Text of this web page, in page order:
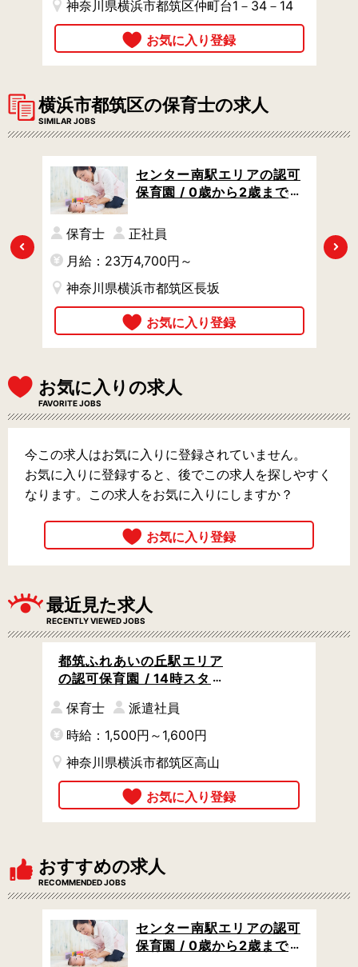
神奈川県横浜市都筑区仲町台1－34－14
横浜市都筑区の保育士の求人
SIMILAR JOBS
Previous
センター南駅エリアの認可
保育園 / 0歳から2歳までの
り / 賞与あり
保育士
正社員
月給：23万4,700円～
神奈川県横浜市都筑区長坂
Next
お気に入りの求人
FAVORITE JOBS
今この求人はお気に入りに登録されていません。
お気に入りに登録すると、後でこの求人を探しやすく
なります。この求人をお気に入りにしますか？
最近見た求人
RECENTLY VIEWED JOBS
都筑ふれあいの丘駅エリア
の認可保育園 / 14時スター
同保育の見守りなど / 土日祝
休み
保育士
派遣社員
時給：1,500円～1,600円
神奈川県横浜市都筑区高山
おすすめの求人
RECOMMENDED JOBS
センター南駅エリアの認可
保育園 / 0歳から2歳までの